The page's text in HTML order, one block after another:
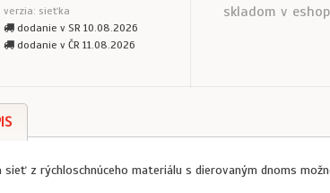
verzia: sieťka
dodanie v SR 10.08.2026
dodanie v ČR 11.08.2026
skladom v
sieť z rýchloschnúceho materiálu s dierovaným dnoms